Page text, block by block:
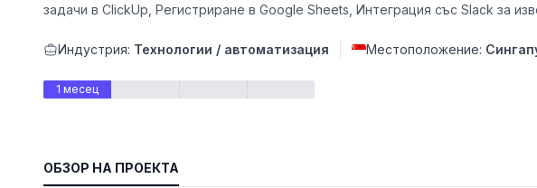
задачи в ClickUp, Регистриране в Google Sheets, Интеграция със Slack за
Индустрия: Технологии / автоматизация Местоположение:
1 месец
ОБЗОР НА ПРОЕКТА